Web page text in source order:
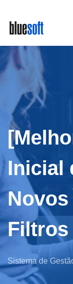
main
content
Inicial
Filtros
Sistema de